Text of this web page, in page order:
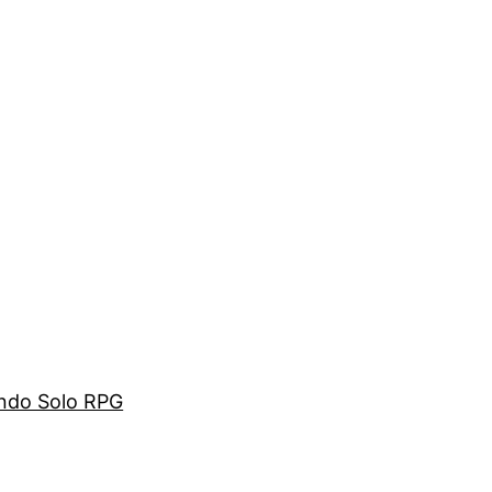
Solo RPG